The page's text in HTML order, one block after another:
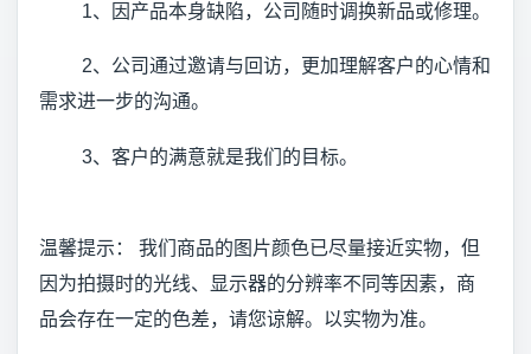
1、因产品本身缺陷，公司随时调换新品或修理。
2、公司通过邀请与回访，更加理解客户的心情和
需求进一步的沟通。
3、客户的满意就是我们的目标。
温馨提示： 我们商品的图片颜色已尽量接近实物，但
因为拍摄时的光线、显示器的分辨率不同等因素，商
品会存在一定的色差，请您谅解。以实物为准。